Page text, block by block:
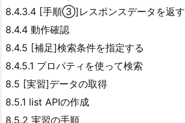
8.4.3.4 [手順③]レスポンスデータを返す
8.4.4 動作確認
8.4.5 [補足]検索条件を指定する
8.4.5.1 プロパティを使って検索
8.5 [実習]データの取得
8.5.1 list APIの作成
8.5.2 実習の手順